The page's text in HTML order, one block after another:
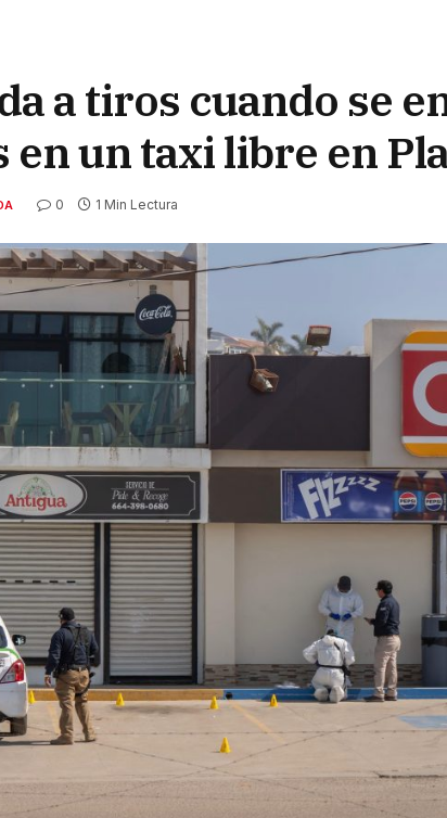
a tiros cuando se
en un taxi libre en
0 1 Min Lectura